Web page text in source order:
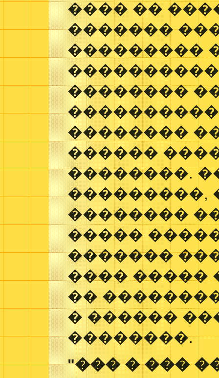
���� ��
�������
���������
��������
��������
������
��������.
���������,
��������
�����
�������
���� �����
��
� ������
��������.
"��� � ���